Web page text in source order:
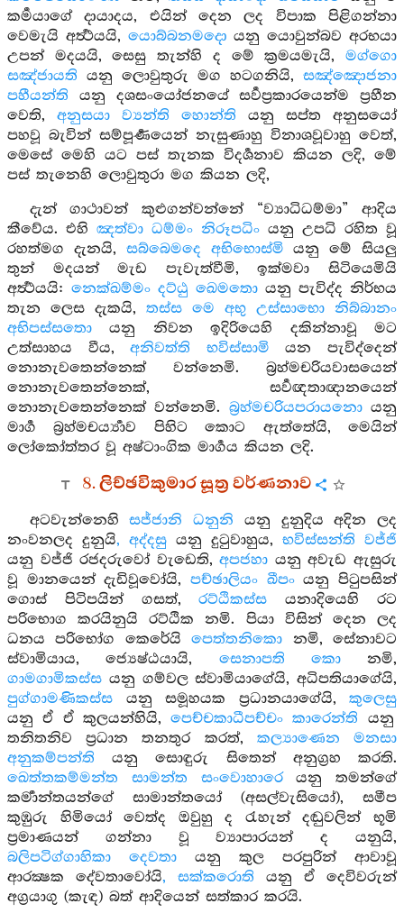
කර්‍මයාගේ දායාදය, එයින් දෙන ලද විපාක පිළිගන්නා
වෙමැයි අර්‍ත්‍ථයයි, යොබ්බනමදො යනු යොවුන්බව අරභයා
උපන් මදයයි, සෙසු තැන්හි ද මේ ක්‍රමයමැයි, මග්ගො
සඤ්ජායති යනු ලොවුතුරු මග හටගනියි, සඤ්ඤොජනා
පහීයන්ති යනු දශසංයෝජනයේ සර්‍වප්‍රකාරයෙන්ම ප්‍රහීන
වෙති, අනුසයා ව්‍යන්ති හොන්ති යනු සප්ත අනුසයෝ
පහවූ බැවින් සම්පූර්‍ණයෙන් නැසුණාහු විනාශවූවාහු වෙත්,
මෙසේ මෙහි යට පස් තැනක විදර්‍ශනාව කියන ලදි, මේ
පස් තැනෙහි ලොවුතුරා මග කියන ලදි,
දැන් ගාථාවන් කුළුගන්වන්නේ “ව්‍යාධිධම්මා” ආදිය
කීවේය. එහි ඤත්වා ධම්මං නිරූපධිං යනු උපධි රහිත වූ
රහත්මග දැනයි, සබ්බෙමදෙ අභිභොස්මි යනු මේ සියලු
තුන් මදයන් මැඩ පැවැත්වීමි, ඉක්මවා සිටියෙමියි
අර්‍ත්‍ථයයි: නෙක්ඛම්මං දට්ඨු ඛෙමතො යනු පැවිද්ද නිර්භය
තැන ලෙස දැකයි, තස්ස මෙ අභු උස්සාභො නිබ්බානං
අභිපස්සතො යනු නිවන ඉදිරියෙහි දකින්නාවූ මට
උත්සාහය වීය,අනිවත්ති භවිස්සාමි යන පැවිද්දෙන්
නොනැවතෙන්නෙක් වන්නෙමි. බ්‍රහ්මචරියවාසයෙන්
නොනැවතෙන්නෙක්, සර්‍වඥතාඥානයෙන්
නොනැවතෙන්නෙක් වන්නෙමි. බ්‍රහ්මචරියපරායනොයනු
මාර්‍ග බ්‍රහ්මචර්‍ය්‍යාව පිහිට කොට ඇත්තේයි, මෙයින්
ලෝකෝත්තර වූ අෂ්ටාංගික මාර්‍ගය කියන ලදි.
8. ලිච්ඡවිකුමාර සූත්‍ර වර්ණනාව
අටවැන්නෙහිසජ්ජානි ධනුනි යනු දුනුදිය අදින ලද
නංවනලද දුනුයි, අද්දසු යනු දුටුවාහුය, භවිස්සන්ති වජ්ජි
යනු වජ්ජි රජදරුවෝ වැඩෙති, අපජහා යනු අවැඩ ඇසුරු
වූ මානයෙන් දැඩිවූවෝයි, පච්ඡාලියං ඛීපංයනු පිටුපසින්
ගොස් පිටිපයින් ගසත්,රට්ඨිකස්ස යනාදියෙහි රට
පරිභොග කරයිනුයි රට්ඨික නමි. පියා විසින් දෙන ලද
ධනය පරිභෝග කෙරේයිපෙත්තනිකො නමි, සේනාවට
ස්වාමියාය, ජ්‍යෙෂ්ඨයායි, සෙනාපති කොනමි,
ගාමගාමිකස්ස යනු ගම්වල ස්වාමියාගේයි, අධිපතියාගේයි,
පුග්ගාමණිකස්ස යනු සමූහයක ප්‍රධානයාගේයි, කුලෙසු
යනු ඒ ඒ කුලයන්හියි,පෙච්චකාධීපච්චං කාරෙන්ති යනු
තනිතනිව ප්‍රධාන තනතුර කරත්, කල්‍යාණෙන මනසා
අනුකම්පන්ති යනු සොඳුරු සිතෙන් අනුග්‍රහ කරති.
ඛෙත්තකම්මන්ත සාමන්ත සංවොහාරෙයනු තමන්ගේ
කර්‍මාන්තයන්ගේ සාමාන්තයෝ (අසල්වැසියෝ), සමීප
කුඹුරු හිමියෝ වෙත්ද ඔවුහු ද රැහැන් දඬුවලින් භූමි
ප්‍රමාණයන් ගන්නා වූ ව්‍යාපාරයන් ද යනුයි,
බලිපටිග්ගාහිකා දෙවතා යනු කුල පරපුරින් ආවාවූ
ආරක්‍ෂක දේවතාවෝයි, සක්කරොති යනු ඒ දෙවිවරුන්
අග්‍රයාගු (කැඳ) බත් ආදියෙන් සත්කාර කරයි.